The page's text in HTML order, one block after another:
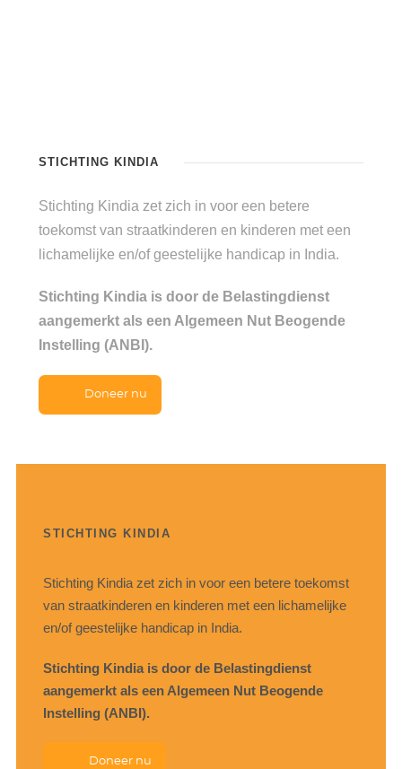
STICHTING KINDIA
Stichting Kindia zet zich in voor een betere
toekomst van straatkinderen en kinderen met een
lichamelijke en/of geestelijke handicap in India.
Stichting Kindia is door de Belastingdienst
aangemerkt als een Algemeen Nut Beogende
Instelling (ANBI).
Doneer nu
STICHTING KINDIA
Stichting Kindia zet zich in voor een betere toekomst
van straatkinderen en kinderen met een lichamelijke
en/of geestelijke handicap in India.
Stichting Kindia is door de Belastingdienst
aangemerkt als een Algemeen Nut Beogende
Instelling (ANBI).
Doneer nu